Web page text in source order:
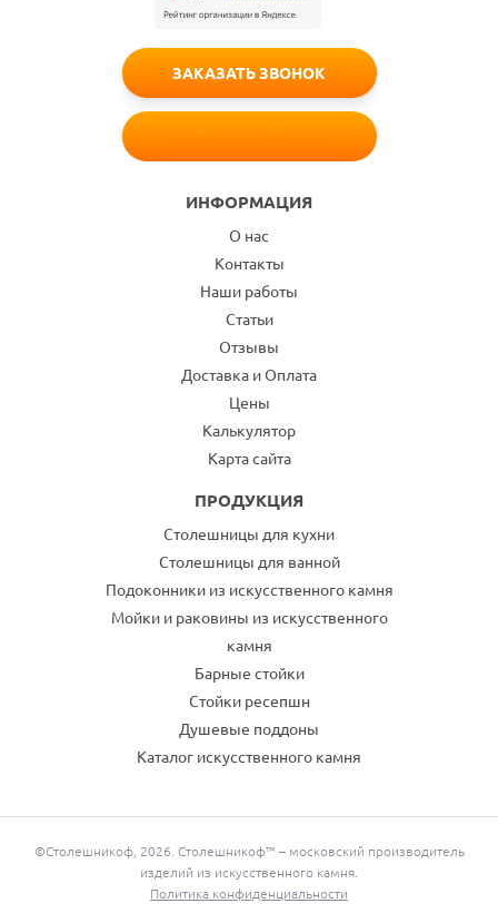
ИНФОРМАЦИЯ
О нас
Контакты
Наши работы
Статьи
Отзывы
Доставка и Оплата
Цены
Калькулятор
Карта сайта
ПРОДУКЦИЯ
Столешницы для кухни
Столешницы для ванной
Подоконники из искусственного камня
Мойки и раковины из искусственного
камня
Барные стойки
Стойки ресепшн
Душевые поддоны
Каталог искусственного камня
ЗАКАЗАТЬ ЗВОНОК
©Столешникоф, 2026. Столешникоф™ – московский производитель
изделий из искусственного камня.
Политика конфиденциальности